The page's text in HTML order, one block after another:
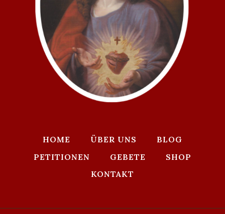
HOME ÜBER UNS
BLOG
PETITIONEN
GEBETE
SHOP
KONTAKT